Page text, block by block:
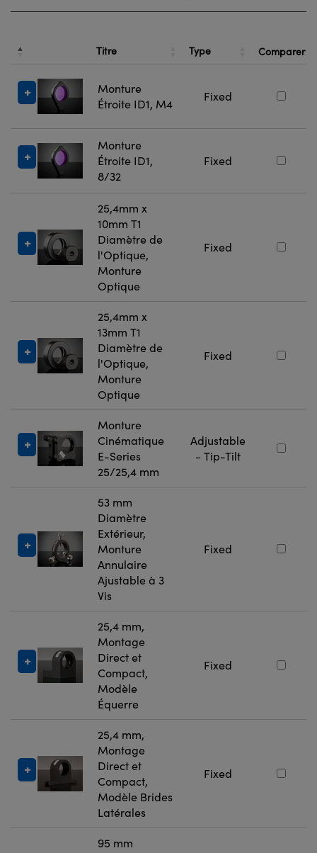
Titre Type Comparer
Monture
Étroite ID1, M4
Fixed
Monture
Étroite ID1,
8/32
Fixed
25,4mm x
10mm T1
Diamètre de
l'Optique,
Monture
Optique
Fixed
25,4mm x
13mm T1
Diamètre de
l'Optique,
Monture
Optique
Fixed
Monture
Cinématique
E-Series
25/25,4 mm
Adjustable
- Tip-Tilt
53 mm
Diamètre
Extérieur,
Monture
Annulaire
Ajustable à 3
Vis
Fixed
25,4 mm,
Montage
Direct et
Compact,
Modèle
Équerre
Fixed
25,4 mm,
Montage
Direct et
Compact,
Modèle Brides
Latérales
Fixed
95 mm